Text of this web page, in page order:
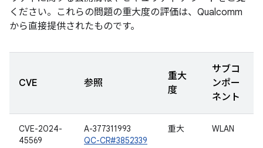
ください。これらの問題の重大度の評価は、Qualcomm
から直接提供されたものです。
CVE 参照
重大
度
サブコ
ンポー
ネント
CVE-2024-
45569
A-377311993
QC-CR#3852339
重大 WLAN